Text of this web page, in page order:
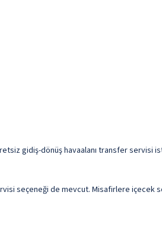
gidiş-dönüş havaalanı transfer servisi
seçeneği de mevcut. Misafirlere içecek